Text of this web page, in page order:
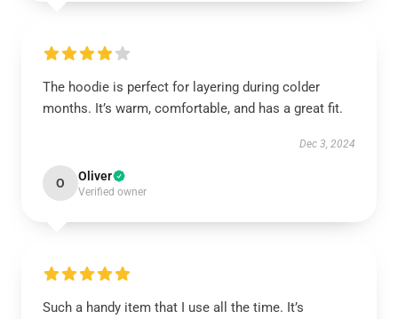
The hoodie is perfect for layering during colder
months. It’s warm, comfortable, and has a great fit.
Dec 3, 2024
O Oliver
Verified owner
Such a handy item that I use all the time. It’s